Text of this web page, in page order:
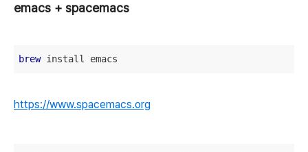
emacs + spacemacs
brew install emacs
https://www.spacemacs.org